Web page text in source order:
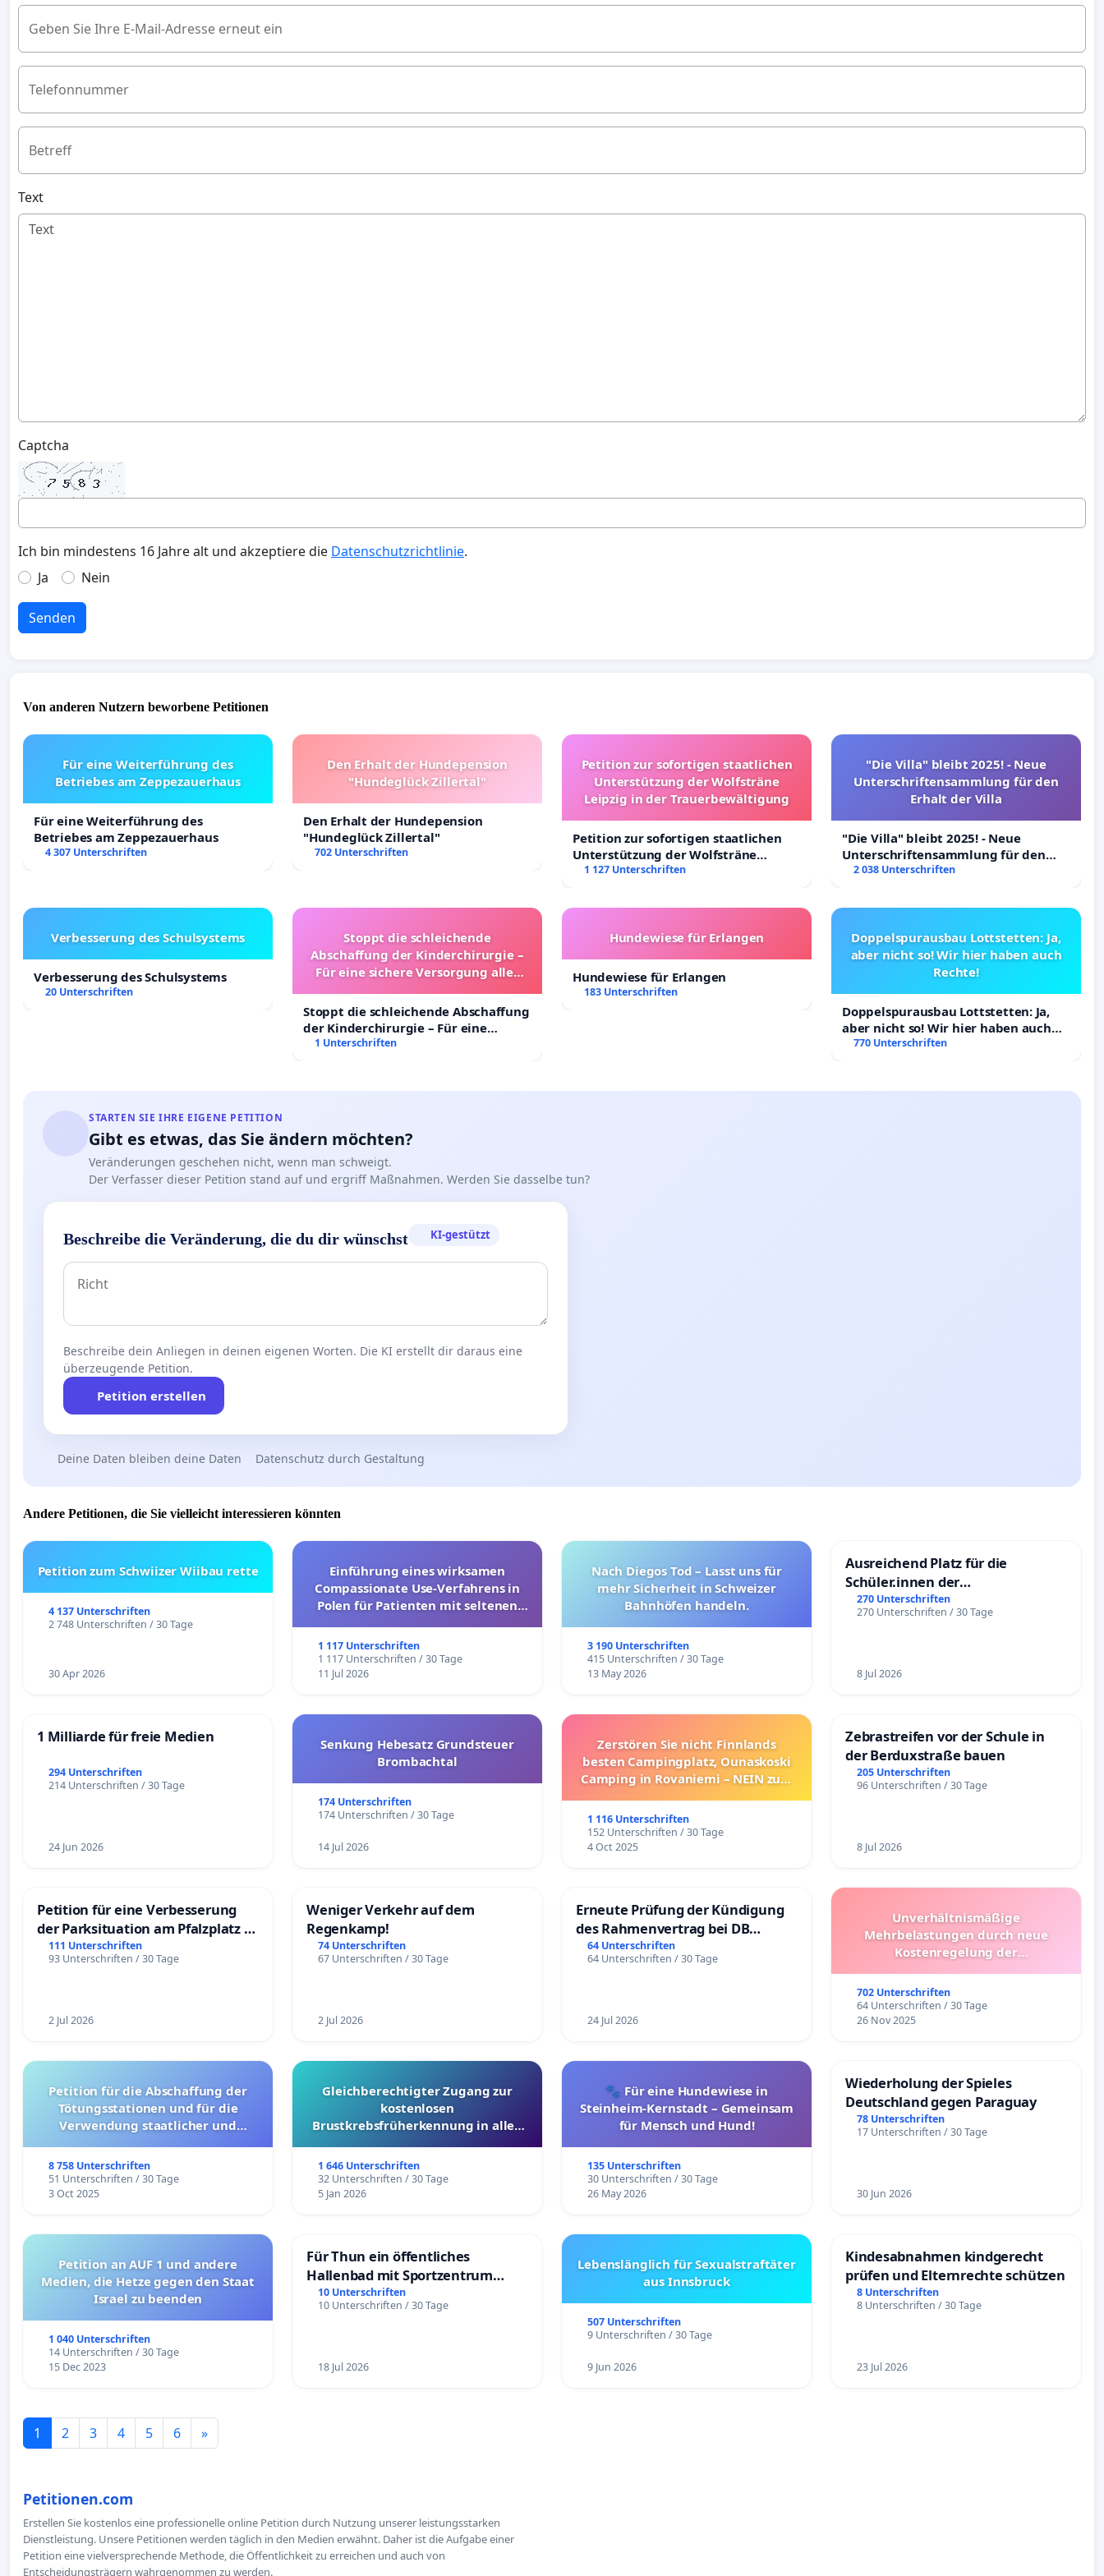
Geben Sie Ihre E-Mail-Adresse erneut ein
Telefonnummer
Betreff
Text
Captcha
Ich bin mindestens 16 Jahre alt und akzeptiere die Datenschutzrichtlinie.
Ja
Nein
Senden
Von anderen Nutzern beworbene Petitionen
Für eine Weiterführung des
Betriebes am Zeppezauerhaus
Für eine Weiterführung des
Betriebes am Zeppezauerhaus
4 307 Unterschriften
Den Erhalt der Hundepension
"Hundeglück Zillertal"
Den Erhalt der Hundepension
"Hundeglück Zillertal"
702 Unterschriften
Petition zur sofortigen staatlichen
Unterstützung der Wolfsträne
Leipzig in der Trauerbewältigung
Petition zur sofortigen staatlichen
Unterstützung der Wolfsträne
Leipzig in der Trauerbewältigung
1 127 Unterschriften
"Die Villa" bleibt 2025! - Neue
Unterschriftensammlung für den
Erhalt der Villa
"Die Villa" bleibt 2025! - Neue
Unterschriftensammlung für den
Erhalt der Villa
2 038 Unterschriften
Verbesserung des Schulsystems
Verbesserung des Schulsystems
20 Unterschriften
Stoppt die schleichende
Abschaffung der Kinderchirurgie –
Für eine sichere Versorgung aller
Stoppt die schleichende Abschaffung
der Kinderchirurgie – Für eine
sichere Versorgung aller Kinder in
1 Unterschriften
Hundewiese für Erlangen
Hundewiese für Erlangen
183 Unterschriften
Doppelspurausbau Lottstetten: Ja,
aber nicht so! Wir hier haben auch
Rechte!
Doppelspurausbau Lottstetten: Ja,
aber nicht so! Wir hier haben auch
Rechte!
770 Unterschriften
STARTEN SIE IHRE EIGENE PETITION
Gibt es etwas, das Sie ändern möchten?
Veränderungen geschehen nicht, wenn man schweigt.
Der Verfasser dieser Petition stand auf und ergriff Maßnahmen. Werden Sie dasselbe tun?
Beschreibe die Veränderung, die du dir wünschst KI-gestützt
Beschreibe dein Anliegen in deinen eigenen Worten. Die KI erstellt dir daraus eine
überzeugende Petition.
Petition erstellen
Deine Daten bleiben deine Daten Datenschutz durch Gestaltung
Andere Petitionen, die Sie vielleicht interessieren könnten
Petition zum Schwiizer Wiibau rette
4 137 Unterschriften
2 748 Unterschriften / 30 Tage
30 Apr 2026
Einführung eines wirksamen
Compassionate Use-Verfahrens in
Polen für Patienten mit seltenen
1 117 Unterschriften
1 117 Unterschriften / 30 Tage
11 Jul 2026
Nach Diegos Tod – Lasst uns für
mehr Sicherheit in Schweizer
Bahnhöfen handeln.
3 190 Unterschriften
415 Unterschriften / 30 Tage
13 May 2026
Ausreichend Platz für die
Schüler.innen der
Schönbergschule
270 Unterschriften
270 Unterschriften / 30 Tage
8 Jul 2026
1 Milliarde für freie Medien
294 Unterschriften
214 Unterschriften / 30 Tage
24 Jun 2026
Senkung Hebesatz Grundsteuer
Brombachtal
174 Unterschriften
174 Unterschriften / 30 Tage
14 Jul 2026
Zerstören Sie nicht Finnlands
besten Campingplatz, Ounaskoski
Camping in Rovaniemi – NEIN zum
1 116 Unterschriften
152 Unterschriften / 30 Tage
4 Oct 2025
Zebrastreifen vor der Schule in
der Berduxstraße bauen
205 Unterschriften
96 Unterschriften / 30 Tage
8 Jul 2026
Petition für eine Verbesserung
der Parksituation am Pfalzplatz in
Mannheim
111 Unterschriften
93 Unterschriften / 30 Tage
2 Jul 2026
Weniger Verkehr auf dem
Regenkamp!
74 Unterschriften
67 Unterschriften / 30 Tage
2 Jul 2026
Erneute Prüfung der Kündigung
des Rahmenvertrag bei DB
Fahrwegdienste Gmbh
64 Unterschriften
64 Unterschriften / 30 Tage
24 Jul 2026
Unverhältnismäßige
Mehrbelastungen durch neue
Kostenregelung der
Überprüfung und Alternativen
702 Unterschriften
64 Unterschriften / 30 Tage
26 Nov 2025
Petition für die Abschaffung der
Tötungsstationen und für die
Verwendung staatlicher und
8 758 Unterschriften
51 Unterschriften / 30 Tage
3 Oct 2025
Gleichberechtigter Zugang zur
kostenlosen
Brustkrebsfrüherkennung in allen
1 646 Unterschriften
32 Unterschriften / 30 Tage
5 Jan 2026
🐾 Für eine Hundewiese in
Steinheim-Kernstadt – Gemeinsam
für Mensch und Hund!
135 Unterschriften
30 Unterschriften / 30 Tage
26 May 2026
Wiederholung der Spieles
Deutschland gegen Paraguay
78 Unterschriften
17 Unterschriften / 30 Tage
30 Jun 2026
Petition an AUF 1 und andere
Medien, die Hetze gegen den Staat
Israel zu beenden
1 040 Unterschriften
14 Unterschriften / 30 Tage
15 Dec 2023
Für Thun ein öffentliches
Hallenbad mit Sportzentrum
schaffen
10 Unterschriften
10 Unterschriften / 30 Tage
18 Jul 2026
Lebenslänglich für Sexualstraftäter
aus Innsbruck
507 Unterschriften
9 Unterschriften / 30 Tage
9 Jun 2026
Kindesabnahmen kindgerecht
prüfen und Elternrechte schützen
8 Unterschriften
8 Unterschriften / 30 Tage
23 Jul 2026
1 2 3 4 5 6 »
Petitionen.com
Erstellen Sie kostenlos eine professionelle online Petition durch Nutzung unserer leistungsstarken
Dienstleistung. Unsere Petitionen werden täglich in den Medien erwähnt. Daher ist die Aufgabe einer
Petition eine vielversprechende Methode, die Öffentlichkeit zu erreichen und auch von
Entscheidungsträgern wahrgenommen zu werden.